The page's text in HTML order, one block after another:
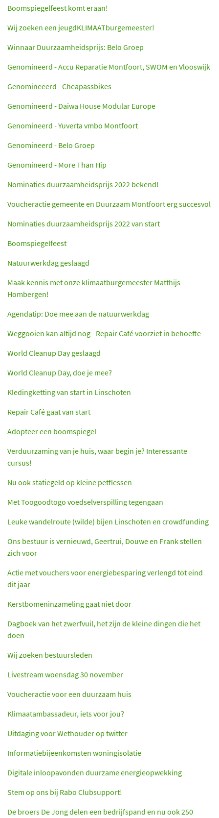
Boomspiegelfeest komt eraan!
Wij zoeken een jeugdKLIMAATburgemeester!
Winnaar Duurzaamheidsprijs: Belo Groep
Genomineerd - Accu Reparatie Montfoort, SWOM en Vlooswijk
Genomineeerd - Cheapassbikes
Genomineerd - Daiwa House Modular Europe
Genomineerd - Yuverta vmbo Montfoort
Genomineerd - Belo Groep
Genomineerd - More Than Hip
Nominaties duurzaamheidsprijs 2022 bekend!
Voucheractie gemeente en Duurzaam Montfoort erg succesvol
Nominaties duurzaamheidsprijs 2022 van start
Boomspiegelfeest
Natuurwerkdag geslaagd
Maak kennis met onze klimaatburgemeester Matthijs
Hombergen!
Agendatip: Doe mee aan de natuurwerkdag
Weggooien kan altijd nog - Repair Café voorziet in behoefte
World Cleanup Day geslaagd
World Cleanup Day, doe je mee?
Kledingketting van start in Linschoten
Repair Café gaat van start
Adopteer een boomspiegel
Verduurzaming van je huis, waar begin je? Interessante
cursus!
Nu ook statiegeld op kleine petflessen
Met Toogoodtogo voedselverspilling tegengaan
Leuke wandelroute (wilde) bijen Linschoten en crowdfunding
Ons bestuur is vernieuwd, Geertrui, Douwe en Frank stellen
zich voor
Actie met vouchers voor energiebesparing verlengd tot eind
dit jaar
Kerstbomeninzameling gaat niet door
Dagboek van het zwerfvuil, het zijn de kleine dingen die het
doen
Wij zoeken bestuursleden
Livestream woensdag 30 november
Voucheractie voor een duurzaam huis
Klimaatambassadeur, iets voor jou?
Uitdaging voor Wethouder op twitter
Informatiebijeenkomsten woningisolatie
Digitale inloopavonden duurzame energieopwekking
Stem op ons bij Rabo Clubsupport!
De broers De Jong delen een bedrijfspand en nu ook 250